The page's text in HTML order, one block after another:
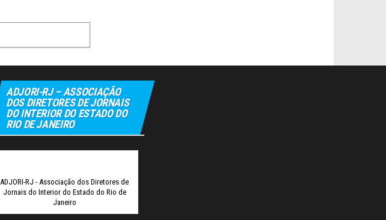
ADJORI-RJ – ASSOCIAÇÃO
DOS DIRETORES DE JORNAIS
DO INTERIOR DO ESTADO DO
RIO DE JANEIRO
ADJORI-RJ - Associação dos Diretores de
Jornais do Interior do Estado do Rio de
Janeiro